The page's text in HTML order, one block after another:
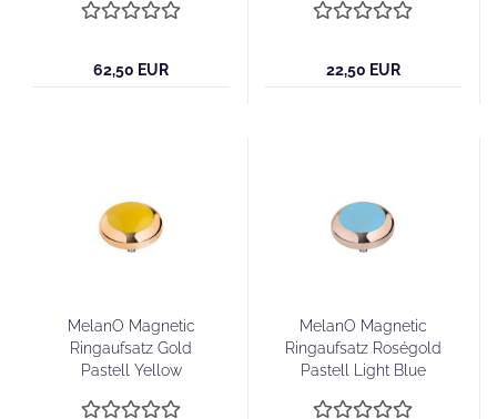
62,50 EUR 22,50 EUR
MelanO Magnetic
Ringaufsatz Gold
Pastell Yellow
MelanO Magnetic
Ringaufsatz Roségold
Pastell Light Blue